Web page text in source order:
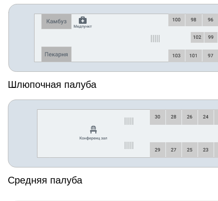
Шлюпочная палуба
Средняя палуба